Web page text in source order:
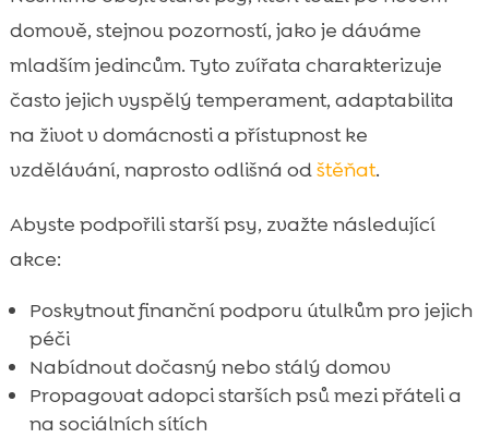
domově, stejnou pozorností, jako je dáváme
mladším jedincům. Tyto zvířata charakterizuje
často jejich vyspělý temperament, adaptabilita
na život v domácnosti a přístupnost ke
vzdělávání, naprosto odlišná odštěňat.
Abyste podpořili starší psy, zvažte následující
akce:
Poskytnout finanční podporu útulkům pro jejich
péči
Nabídnout dočasný nebo stálý domov
Propagovat adopci starších psů mezi přáteli a
na sociálních sítích